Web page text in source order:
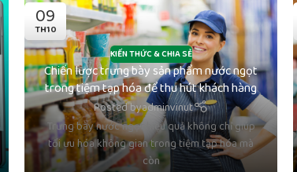
09
TH10
KIẾN THỨC & CHIA SẺ
Chiến lược trưng bày sản phẩm nước ngọt
trong tiệm tạp hóa để thu hút khách hàng
Posted byadminvinut
Trưng bày nước ngọt hiệu quả không chỉ giúp
tối ưu hóa không gian trong tiệm tạp hóa mà
còn